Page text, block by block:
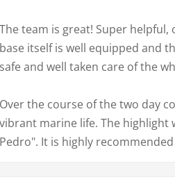
The team is great! Super
base itself is well equipped and
safe and well taken care of the
Over the course of the two day
vibrant marine life. The highlight
Pedro". It is highly